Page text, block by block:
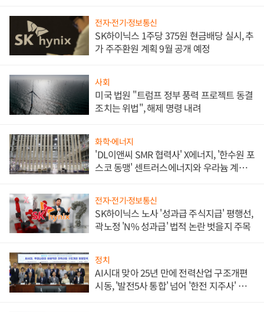
전자·전기·정보통신
SK하이닉스 1주당 375원 현금배당 실시, 추
가 주주환원 계획 9월 공개 예정
사회
미국 법원 "트럼프 정부 풍력 프로젝트 동결
조치는 위법", 해제 명령 내려
화학·에너지
'DL이앤씨 SMR 협력사' X에너지, '한수원 포
스코 동맹' 센트러스에너지와 우라늄 계약
전자·전기·정보통신
SK하이닉스 노사 '성과급 주식지급' 평행선,
곽노정 'N% 성과급' 법적 논란 벗을지 주목
정치
AI시대 맞아 25년 만에 전력산업 구조개편
시동, '발전5사 통합' 넘어 '한전 지주사' 재편